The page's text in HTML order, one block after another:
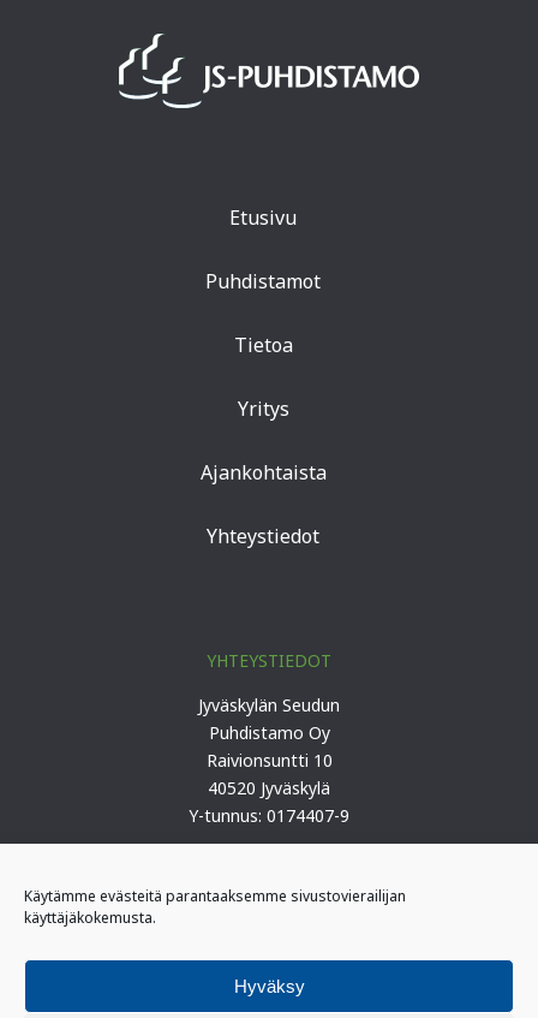
Käytämme evästeitä parantaaksemme sivustovierailijan
käyttäjäkokemusta.
Hyväksy
Etusivu
Puhdistamot
Tietoa
Yritys
Ajankohtaista
Yhteystiedot
YHTEYSTIEDOT
Jyväskylän Seudun
Puhdistamo Oy
Raivionsuntti 10
40520 Jyväskylä
Y-tunnus: 0174407-9
I-päivystäjä: 0400 406 340
(kiireelliset ilmoitukset)